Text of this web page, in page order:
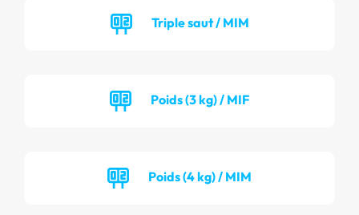
Triple saut / MIM
Poids (3 kg) / MIF
Poids (4 kg) / MIM